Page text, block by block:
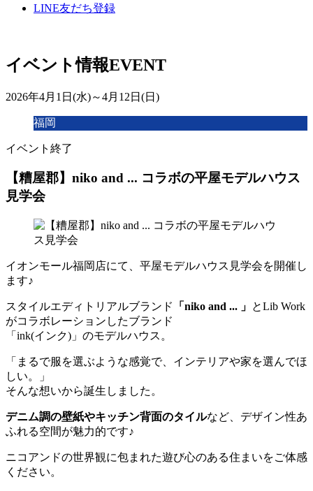
LINE友だち登録
イベント情報EVENT
2026年4月1日(水)～4月12日(日)
福岡
イベント終了
【糟屋郡】niko and ... コラボの平屋モデルハウス
見学会
イオンモール福岡店にて、平屋モデルハウス見学会を開催し
ます♪
スタイルエディトリアルブランド 「niko and ... 」 とLib Work
がコラボレーションしたブランド
「ink(インク)」のモデルハウス。
「まるで服を選ぶような感覚で、インテリアや家を選んでほ
しい。」
そんな想いから誕生しました。
デニム調の壁紙やキッチン背面のタイルなど、デザイン性あ
ふれる空間が魅力的です♪
ニコアンドの世界観に包まれた遊び心のある住まいをご体感
ください。